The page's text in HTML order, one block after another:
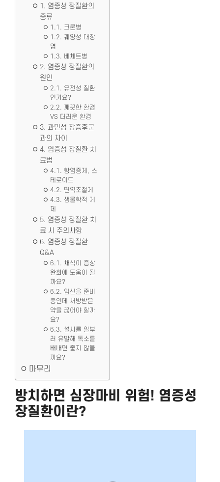
1. 염증성 장질환의
종류
1.1. 크론병
1.2. 궤양성 대장
염
1.3. 베체트병
2. 염증성 장질환의
원인
2.1. 유전성 질환
인가요?
2.2. 깨끗한 환경
VS 더러운 환경
3. 과민성 장증후군
과의 차이
4. 염증성 장질환 치
료법
4.1. 항염증제, 스
테로이드
4.2. 면역조절제
4.3. 생물학적 제
제
5. 염증성 장질환 치
료 시 주의사항
6. 염증성 장질환
Q&A
6.1. 채식이 증상
완화에 도움이 될
까요?
6.2. 임신을 준비
중인데 처방받은
약을 끊어야 할까
요?
6.3. 설사를 일부
러 유발해 독소를
빼내면 좋지 않을
까요?
마무리
방치하면 심장마비 위험! 염증성
장질환이란?